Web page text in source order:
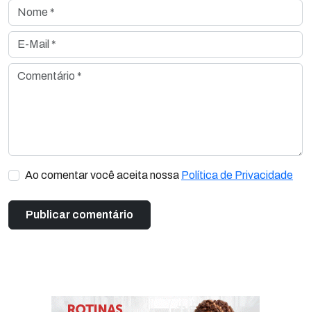
Nome *
E-Mail *
Comentário *
Ao comentar você aceita nossa Política de Privacidade